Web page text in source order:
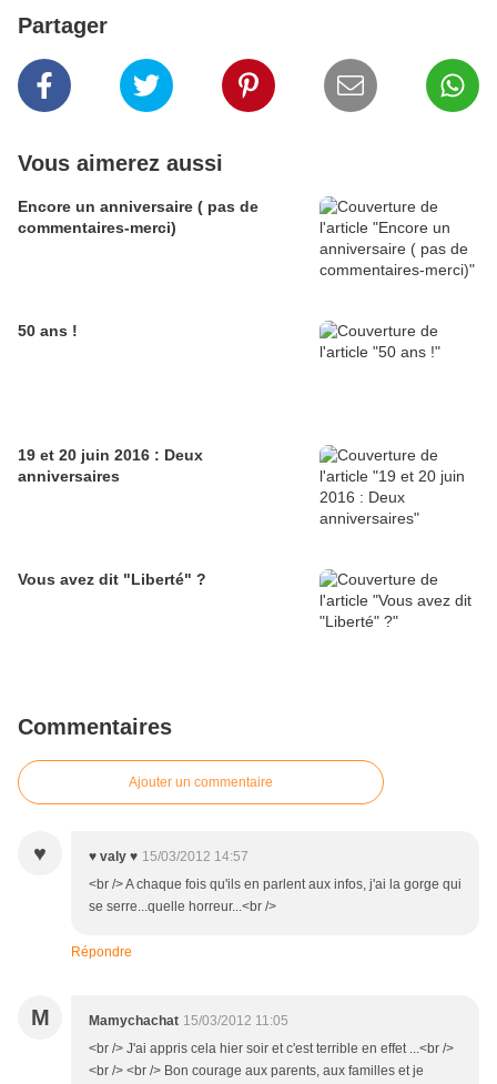
Partager
Vous aimerez aussi
Encore un anniversaire ( pas de
commentaires-merci)
50 ans !
19 et 20 juin 2016 : Deux
anniversaires
Vous avez dit "Liberté" ?
Commentaires
Ajouter un commentaire
♥ ♥ valy ♥ 15/03/2012 14:57
<br /> A chaque fois qu'ils en parlent aux infos, j'ai la gorge qui
se serre...quelle horreur...<br />
Répondre
M Mamychachat 15/03/2012 11:05
<br /> J'ai appris cela hier soir et c'est terrible en effet ...<br />
<br /> <br /> Bon courage aux parents, aux familles et je